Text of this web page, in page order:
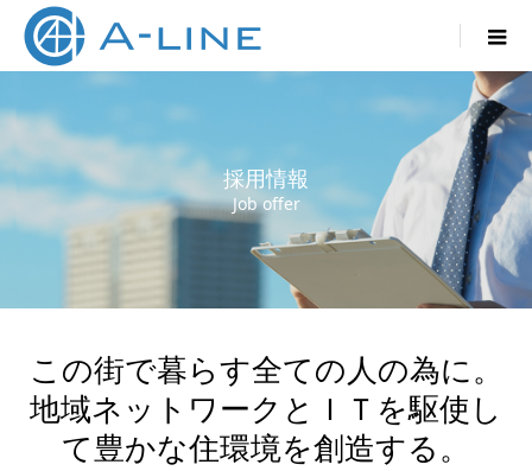
採用情報
Job offer
この街で暮らす全ての人の為に。
地域ネットワークとＩＴを駆使し
て豊かな住環境を創造する。